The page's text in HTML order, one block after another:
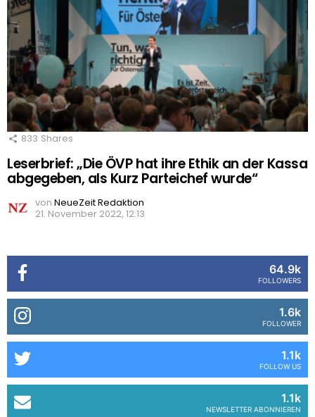
833 Shares
Leserbrief: „Die ÖVP hat ihre Ethik an der Kassa
abgegeben, als Kurz Parteichef wurde“
von NeueZeit Redaktion
21. November 2022, 12:13
64.9k
FOLLOWERS
1.6k
FOLLOWER
1.1k
FOLLOW US
1.1k
NEWSLETTER ABONNIEREN